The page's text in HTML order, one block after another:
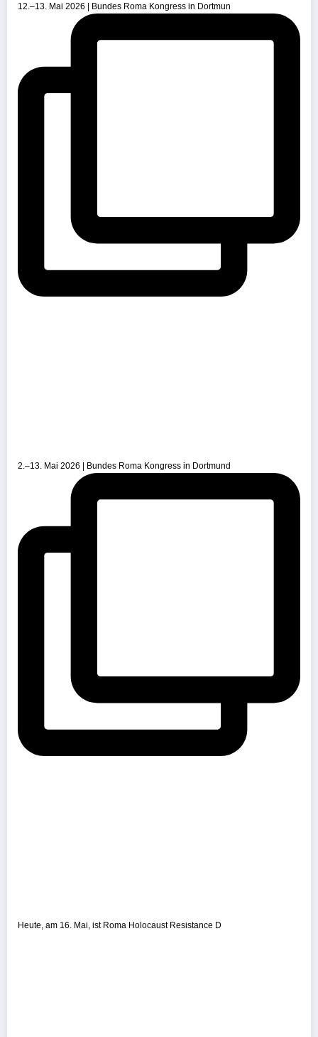
12.–13. Mai 2026 | Bundes Roma Kongress in Dortmun
2.–13. Mai 2026 | Bundes Roma Kongress in Dortmund
Heute, am 16. Mai, ist Roma Holocaust Resistance D